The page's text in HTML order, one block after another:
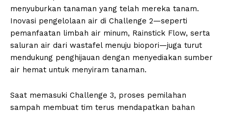
menyuburkan tanaman yang telah mereka tanam.
Inovasi pengelolaan air di Challenge 2—seperti
pemanfaatan limbah air minum, Rainstick Flow, serta
saluran air dari wastafel menuju biopori—juga turut
mendukung penghijauan dengan menyediakan sumber
air hemat untuk menyiram tanaman.
Saat memasuki Challenge 3, proses pemilahan
sampah membuat tim terus mendapatkan bahan